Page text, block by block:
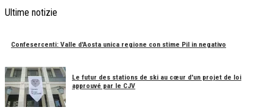
Ultime notizie
Confesercenti: Valle d'Aosta unica regione con stime Pil in negativo
Le futur des stations de ski au cœur d'un projet de loi
approuvé par le CJV